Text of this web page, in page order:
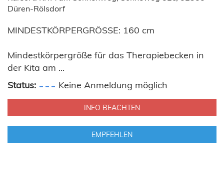
Düren-Rölsdorf
MINDESTKÖRPERGRÖSSE: 160 cm
Mindestkörpergröße für das Therapiebecken in
der Kita am ...
Status:
Keine Anmeldung möglich
INFO BEACHTEN
EMPFEHLEN